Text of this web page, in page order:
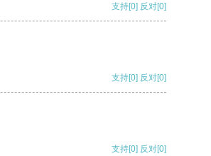
支持[0] 反对[0]
支持[0] 反对[0]
支持[0] 反对[0]